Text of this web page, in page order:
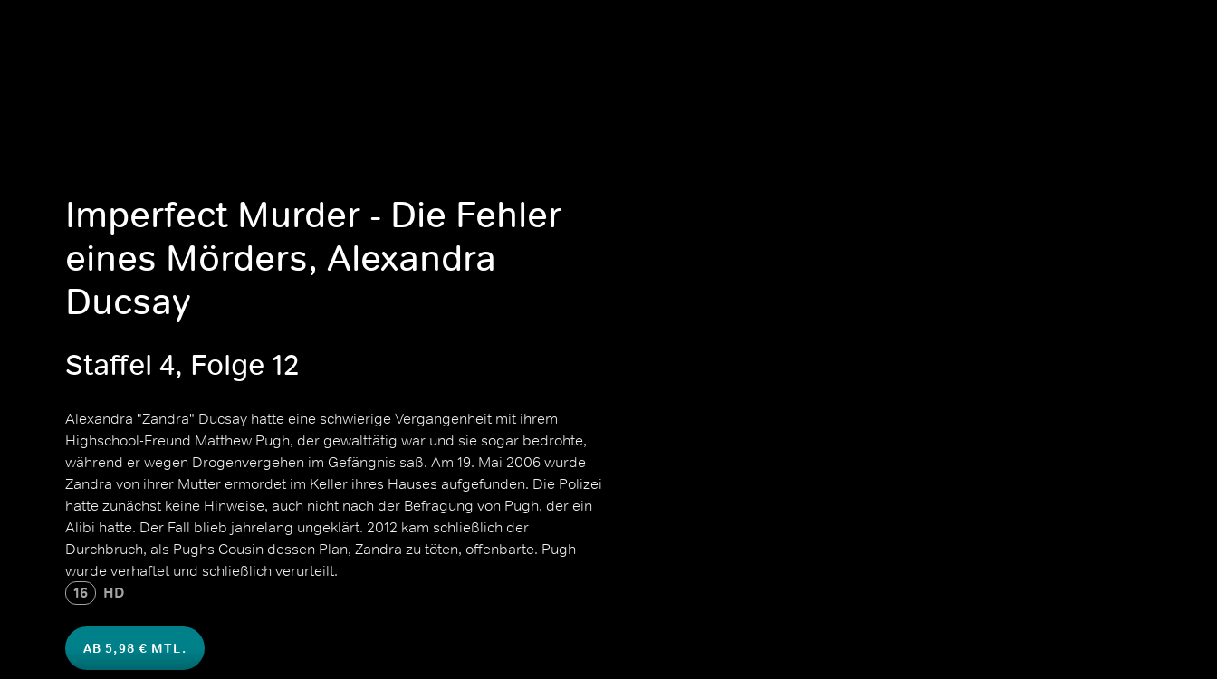
Imperfect Murder - Die Fehler
eines Mörders, Alexandra
Ducsay
Staffel 4, Folge 12
Alexandra "Zandra" Ducsay hatte eine schwierige Vergangenheit mit ihrem
Highschool-Freund Matthew Pugh, der gewalttätig war und sie sogar bedrohte,
während er wegen Drogenvergehen im Gefängnis saß. Am 19. Mai 2006 wurde
Zandra von ihrer Mutter ermordet im Keller ihres Hauses aufgefunden. Die Polizei
hatte zunächst keine Hinweise, auch nicht nach der Befragung von Pugh, der ein
Alibi hatte. Der Fall blieb jahrelang ungeklärt. 2012 kam schließlich der
Durchbruch, als Pughs Cousin dessen Plan, Zandra zu töten, offenbarte. Pugh
wurde verhaftet und schließlich verurteilt.
16 HD
AB 5,98 € MTL.